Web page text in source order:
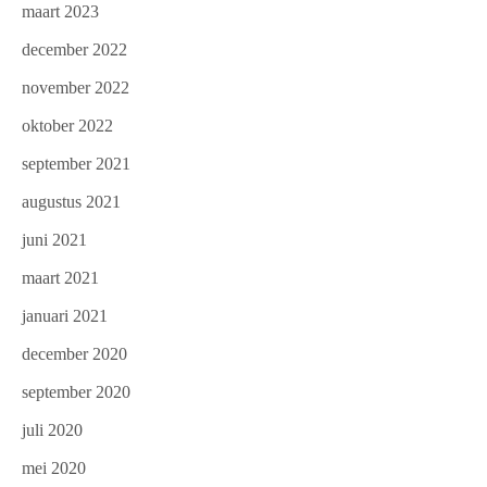
maart 2023
december 2022
november 2022
oktober 2022
september 2021
augustus 2021
juni 2021
maart 2021
januari 2021
december 2020
september 2020
juli 2020
mei 2020